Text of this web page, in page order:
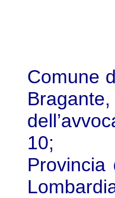
Comune
10;
Provincia